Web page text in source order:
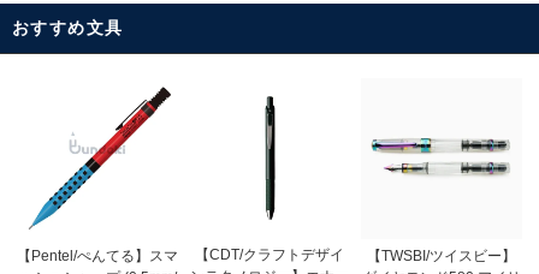
おすすめ文具
【Pentel/ぺんてる】スマ
【CDT/クラフトデザイ
【TWSBI/ツイスビー】